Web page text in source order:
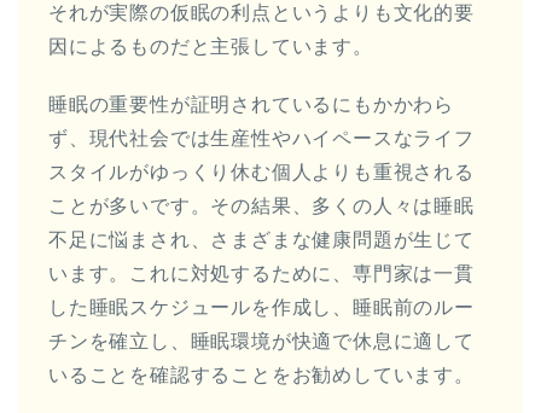
それが実際の仮眠の利点というよりも文化的要
因によるものだと主張しています。
睡眠の重要性が証明されているにもかかわら
ず、現代社会では生産性やハイペースなライフ
スタイルがゆっくり休む個人よりも重視される
ことが多いです。その結果、多くの人々は睡眠
不足に悩まされ、さまざまな健康問題が生じて
います。これに対処するために、専門家は一貫
した睡眠スケジュールを作成し、睡眠前のルー
チンを確立し、睡眠環境が快適で休息に適して
いることを確認することをお勧めしています。